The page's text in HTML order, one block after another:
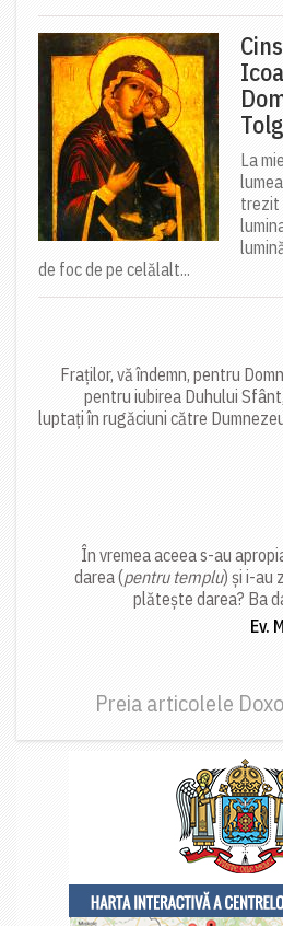
La
trezit
de foc de pe celălalt...
Fraților, vă îndemn, pentru
pentru iubirea Duhului
luptați în rugăciuni către
În vremea aceea s-au
darea (pentru templu) și i-au
plătește darea? Ba
Ev.
Preia articolele